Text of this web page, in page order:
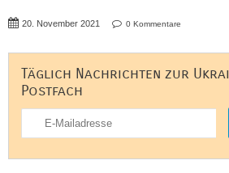
20. November 2021 0 Kommentare
Täglich Nachrichten zur
Postfach